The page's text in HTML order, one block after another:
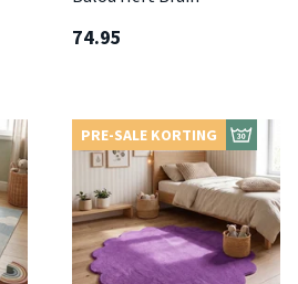
74.95
PRE-SALE KORTING